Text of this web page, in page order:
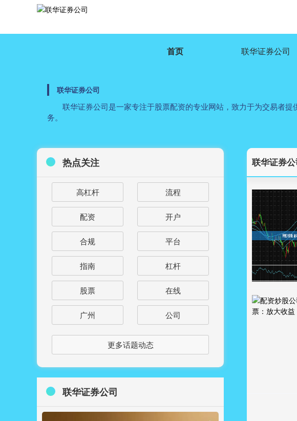
首页 联华证券公司
联华证券公司
联华证券公司是一家专注于股票配资的专业网站，致力于为交易者
务。
联华证券
热点关注
高杠杆 流程
配资 开户
合规 平台
指南 杠杆
股票 在线
广州 公司
更多话题动态
联华证券公司